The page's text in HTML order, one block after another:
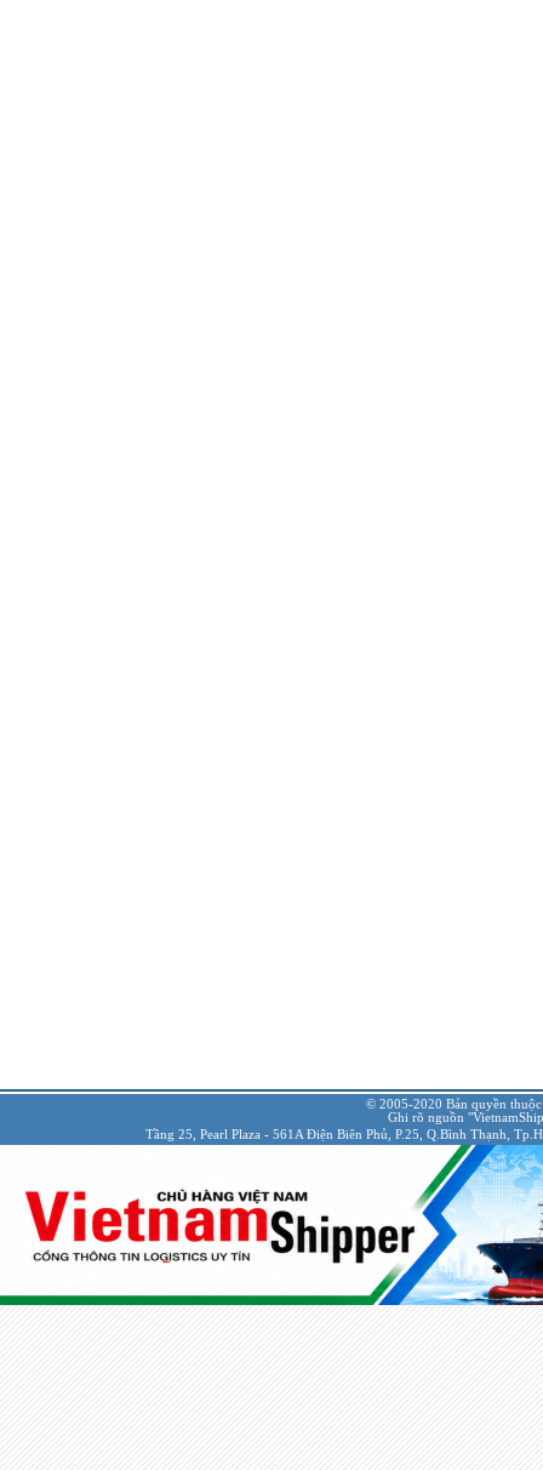
© 2005-2020 Bản quyền
Ghi rõ nguồn
Tầng 25, Pearl Plaza - 561A Điện Biên Phủ, P.25, Q.Bình Thạnh,